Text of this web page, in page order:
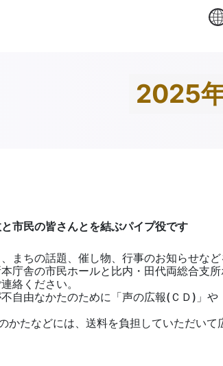
2025
市民の皆さんとを結ぶパイプ役です
まちの話題、催し物、行事のお知らせな
庁舎の市民ホールと比内・田代両総合支
絡ください。
自由なかたのために「声の広報(ＣＤ)」
かたなどには、送料を負担していただい